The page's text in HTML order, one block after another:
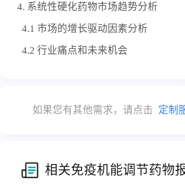
4. 系统性硬化药物市场趋势分析
4.1 市场的增长驱动因素分析
4.2 行业痛点和未来机会
如果您有其他需求，请点击 定制
相关免疫机能调节药物